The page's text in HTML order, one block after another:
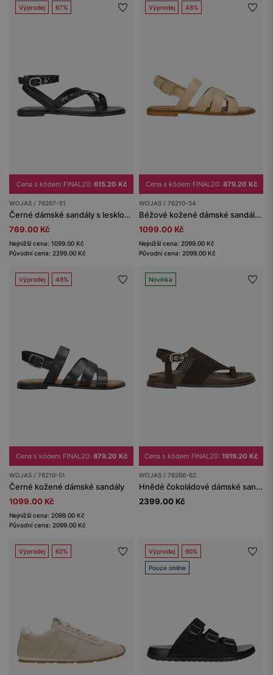
Výprodej 67%
Cena s kódem FINAL20: 615.20 Kč
WOJAS / 76267-51
Černé dámské sandály s lesklou texturou
769.00 Kč
Nejnižší cena: 1099.00 Kč
Původní cena: 2299.00 Kč
Výprodej 48%
Cena s kódem FINAL20: 879.20 Kč
WOJAS / 76210-54
Béžové kožené dámské sandály s křížícími se pásky
1099.00 Kč
Nejnižší cena: 2099.00 Kč
Původní cena: 2099.00 Kč
Výprodej 48%
Cena s kódem FINAL20: 879.20 Kč
WOJAS / 76210-51
Černé kožené dámské sandály
1099.00 Kč
Nejnižší cena: 2099.00 Kč
Původní cena: 2099.00 Kč
Novinka
Cena s kódem FINAL20: 1919.20 Kč
WOJAS / 76266-62
Hnědé čokoládové dámské sandály s ažurovým vzorem
2399.00 Kč
Výprodej 62% Výprodej 60%
Pouze online